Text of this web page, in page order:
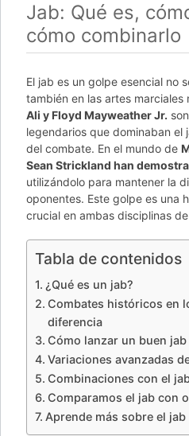
Jab: Qué es,
cómo combinarlo
El jab es un golpe esencial no
también en las artes marciales
Ali y Floyd Mayweather Jr.
legendarios que dominaban el
del combate. En el mundo de
Sean Strickland han
utilizándolo para mantener la
oponentes. Este golpe es una
crucial en ambas disciplinas
Tabla de contenidos
¿Qué es un jab?
Combates históricos en
diferencia
Cómo lanzar un buen jab
Variaciones avanzadas
Combinaciones con el
Comparamos el jab con
Aprende más sobre el jab